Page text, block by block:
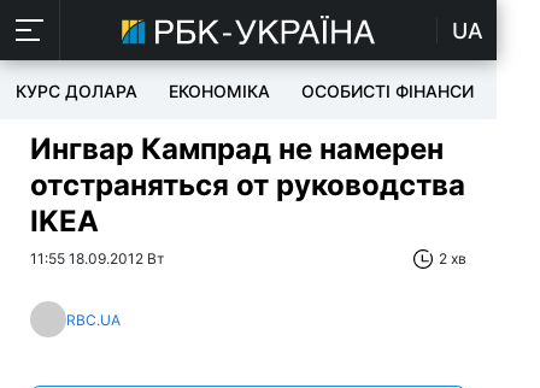
UA
КУРС ДОЛАРА ЕКОНОМІКА ОСОБИСТІ ФІНАНСИ
Ингвар Кампрад не намерен
отстраняться от руководства
IKEA
11:55 18.09.2012 Вт 2 хв
RBC.UA